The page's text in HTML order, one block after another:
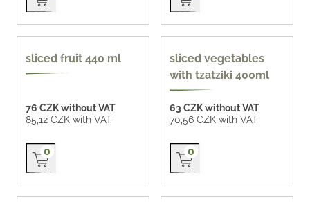
440 ml
sliced fruit 440 ml
76 CZK without VAT
85,12 CZK with VAT
Přidat do košíku
0
400 ml
sliced vegetables
with tzatziki 400ml
63 CZK without VAT
70,56 CZK with VAT
Přidat do košíku
0